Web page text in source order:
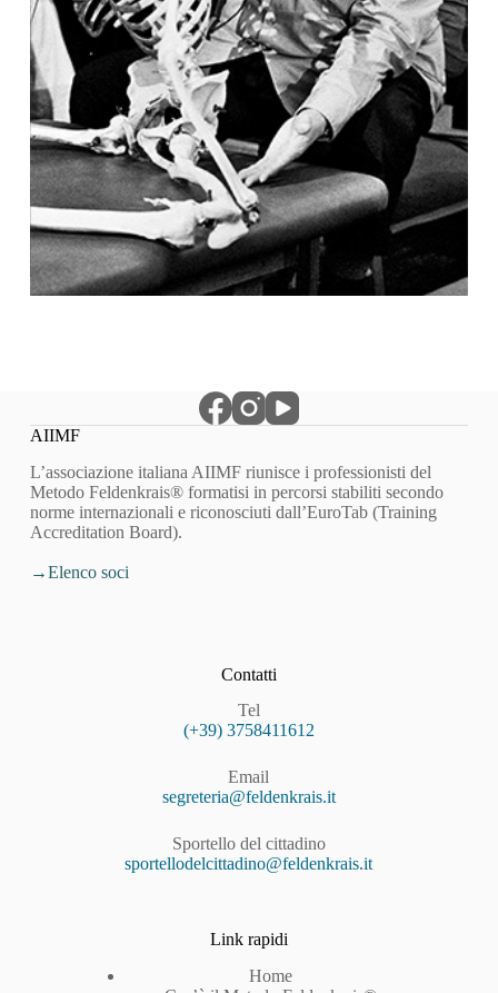
AIIMF
L’associazione italiana AIIMF riunisce i professionisti del
Metodo Feldenkrais® formatisi in percorsi stabiliti secondo
norme internazionali e riconosciuti dall’EuroTab (Training
Accreditation Board).
Elenco soci
Contatti
Tel
(+39) 3758411612
Email
segreteria@feldenkrais.it
Sportello del cittadino
sportellodelcittadino@feldenkrais.it
Link rapidi
Home